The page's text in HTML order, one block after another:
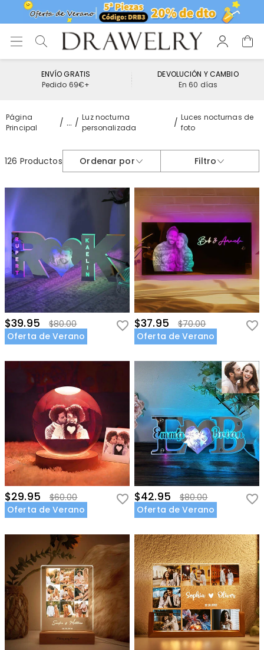
ENVÍO GRATIS
Pedido 69€+
DEVOLUCIÓN Y CAMBIO
En 60 días
Página
Principal
...
Luz nocturna
personalizada
Luces nocturnas de
foto
126 Productos Ordenar por Filtro
$39.95
$80.00
Oferta de Verano
$37.95
$70.00
Oferta de Verano
$29.95
$60.00
Oferta de Verano
$42.95
$80.00
Oferta de Verano